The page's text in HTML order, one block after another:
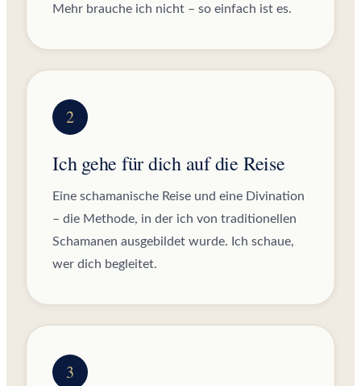
Mehr brauche ich nicht – so einfach ist es.
Ich gehe für dich auf die Reise
Eine schamanische Reise und eine Divination
– die Methode, in der ich von traditionellen
Schamanen ausgebildet wurde. Ich schaue,
wer dich begleitet.